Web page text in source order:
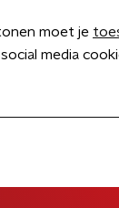
moet je
media